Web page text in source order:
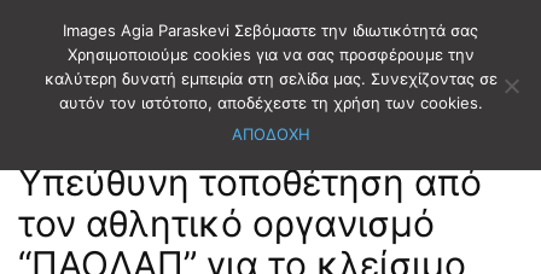
Αρχική ΝΟΜΙΚΑ ΠΡΟΣΩΠΑ ΠΑΟΔΑΠ
Υπεύθυνη τοποθέτηση από
τον αθλητικό οργανισμό
“ΠΑΟΔΑΠ” για το κλείσιμο
Images Agia Paraskevi Σεβόμαστε την ιδιωτικότητά σας
Χρησιμοποιούμε cookies για να σας προσφέρουμε την
καλύτερη δυνατή εμπειρία στη σελίδα μας. Συνεχίζοντας σε
αυτόν τον ιστότοπο, αποδέχεστε τη χρήση των cookies.
ΑΠΟΔΟΧΗ